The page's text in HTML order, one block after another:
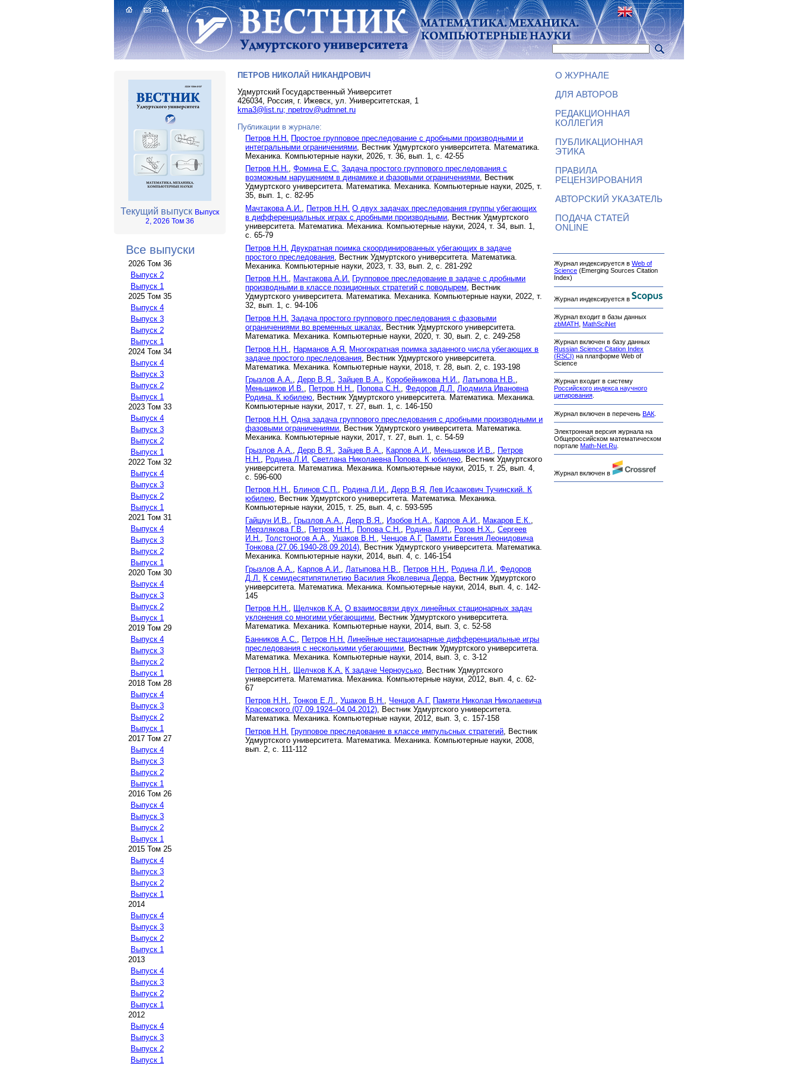
Текущий выпуск Выпуск
2, 2026 Том 36
Все выпуски
2026 Том 36
Выпуск 2
Выпуск 1
2025 Том 35
Выпуск 4
Выпуск 3
Выпуск 2
Выпуск 1
2024 Том 34
Выпуск 4
Выпуск 3
Выпуск 2
Выпуск 1
2023 Том 33
Выпуск 4
Выпуск 3
Выпуск 2
Выпуск 1
2022 Том 32
Выпуск 4
Выпуск 3
Выпуск 2
Выпуск 1
2021 Том 31
Выпуск 4
Выпуск 3
Выпуск 2
Выпуск 1
2020 Том 30
Выпуск 4
Выпуск 3
Выпуск 2
Выпуск 1
2019 Том 29
Выпуск 4
Выпуск 3
Выпуск 2
Выпуск 1
2018 Том 28
Выпуск 4
Выпуск 3
Выпуск 2
Выпуск 1
2017 Том 27
Выпуск 4
Выпуск 3
Выпуск 2
Выпуск 1
2016 Том 26
Выпуск 4
Выпуск 3
Выпуск 2
Выпуск 1
2015 Том 25
Выпуск 4
Выпуск 3
Выпуск 2
Выпуск 1
2014
Выпуск 4
Выпуск 3
Выпуск 2
Выпуск 1
2013
Выпуск 4
Выпуск 3
Выпуск 2
Выпуск 1
2012
Выпуск 4
Выпуск 3
Выпуск 2
Выпуск 1
ПЕТРОВ НИКОЛАЙ НИКАНДРОВИЧ
Удмуртский Государственный Университет
426034, Россия, г. Ижевск, ул. Университетская, 1
kma3@list.ru; npetrov@udmnet.ru
Публикации в журнале:
Петров Н.Н. Простое групповое преследование с дробными производными и
интегральными ограничениями , Вестник Удмуртского университета. Математика.
Механика. Компьютерные науки, 2026, т. 36, вып. 1, с. 42-55
Петров Н.Н.,Фомина Е.С. Задача простого группового преследования с
возможным нарушением в динамике и фазовыми ограничениями, Вестник
Удмуртского университета. Математика. Механика. Компьютерные науки, 2025, т.
35, вып. 1, с. 82-95
Мачтакова А.И.
Петров Н.Н.
О двух задачах преследования группы убегающих
в дифференциальных играх с дробными производными , Вестник Удмуртского
университета. Математика. Механика. Компьютерные науки, 2024, т. 34, вып. 1,
с. 65-79
Петров Н.Н. Двукратная поимка скоординированных убегающих в задаче
простого преследования , Вестник Удмуртского университета. Математика.
Механика. Компьютерные науки, 2023, т. 33, вып. 2, с. 281-292
Петров Н.Н., Мачтакова А.И. Групповое преследование в задаче с дробными
производными в классе позиционных стратегий с поводырем, Вестник
Удмуртского университета. Математика. Механика. Компьютерные науки, 2022, т.
32, вып. 1, с. 94-106
Петров Н.Н.
Задача простого группового преследования с фазовыми
ограничениями во временных шкалах , Вестник Удмуртского университета.
Математика. Механика. Компьютерные науки, 2020, т. 30, вып. 2, с. 249-258
Петров Н.Н.
Нарманов А.Я. Многократная поимка заданного числа убегающих в
задаче простого преследования , Вестник Удмуртского университета.
Математика. Механика. Компьютерные науки, 2018, т. 28, вып. 2, с. 193-198
Грызлов А.А.,Дерр В.Я.,Зайцев В.А., Коробейникова Н.И.,Латыпова Н.В.,
Меньшиков И.В., Петров Н.Н., Попова С.Н.,Федоров Д.Л. Людмила Ивановна
Родина. К юбилею, Вестник Удмуртского университета. Математика. Механика.
Компьютерные науки, 2017, т. 27, вып. 1, с. 146-150
Петров Н.Н.
Одна задача группового преследования с дробными производными и
фазовыми ограничениями , Вестник Удмуртского университета. Математика.
Механика. Компьютерные науки, 2017, т. 27, вып. 1, с. 54-59
Грызлов А.А.
Дерр В.Я. ,Зайцев В.А. Карпов А.И. Меньшиков И.В.
Петров
Н.Н.
Родина Л.И. Светлана Николаевна Попова. К юбилею , Вестник Удмуртского
университета. Математика. Механика. Компьютерные науки, 2015, т. 25, вып. 4,
с. 596-600
Петров Н.Н., Блинов С.П., Родина Л.И.,Дерр В.Я. Лев Исаакович Тучинский. К
юбилею, Вестник Удмуртского университета. Математика. Механика.
Компьютерные науки, 2015, т. 25, вып. 4, с. 593-595
Гайшун И.В.
Грызлов А.А. Дерр В.Я. Изобов Н.А. Карпов А.И. Макаров Е.К.
Мерзлякова Г.В.
Петров Н.Н. Попова С.Н. Родина Л.И. Розов Н.Х. ,Сергеев
И.Н.
,Толстоногов А.А. ,Ушаков В.Н. Ченцов А.Г. Памяти Евгения Леонидовича
Тонкова (27.06.1940-28.09.2014) , Вестник Удмуртского университета. Математика.
Механика. Компьютерные науки, 2014, вып. 4, с. 146-154
Грызлов А.А.
Карпов А.И. Латыпова Н.В. Петров Н.Н. Родина Л.И. ,Федоров
Д.Л.
К семидесятипятилетию Василия Яковлевича Дерра , Вестник Удмуртского
университета. Математика. Механика. Компьютерные науки, 2014, вып. 4, с. 142-
145
Петров Н.Н., Щелчков К.А. О взаимосвязи двух линейных стационарных задач
уклонения со многими убегающими, Вестник Удмуртского университета.
Математика. Механика. Компьютерные науки, 2014, вып. 3, с. 52-58
Банников А.С.
Петров Н.Н.
Линейные нестационарные дифференциальные игры
преследования с несколькими убегающими , Вестник Удмуртского университета.
Математика. Механика. Компьютерные науки, 2014, вып. 3, с. 3-12
Петров Н.Н.
Щелчков К.А. К задаче Черноусько , Вестник Удмуртского
университета. Математика. Механика. Компьютерные науки, 2012, вып. 4, с. 62-
67
Петров Н.Н.,Тонков Е.Л.,Ушаков В.Н., Ченцов А.Г. Памяти Николая Николаевича
Красовского (07.09.1924–04.04.2012), Вестник Удмуртского университета.
Математика. Механика. Компьютерные науки, 2012, вып. 3, с. 157-158
Петров Н.Н.
Групповое преследование в классе импульсных стратегий , Вестник
Удмуртского университета. Математика. Механика. Компьютерные науки, 2008,
вып. 2, с. 111-112
О ЖУРНАЛЕ
ДЛЯ АВТОРОВ
РЕДАКЦИОННАЯ
КОЛЛЕГИЯ
ПУБЛИКАЦИОННАЯ
ЭТИКА
ПРАВИЛА
РЕЦЕНЗИРОВАНИЯ
АВТОРСКИЙ УКАЗАТЕЛЬ
ПОДАЧА СТАТЕЙ
ONLINE
Журнал индексируется в Web of
Science (Emerging Sources Citation
Index)
Журнал индексируется в
Журнал входит в базы данных
zbMATH
MathSciNet
Журнал включен в базу данных
Russian Science Citation Index
(RSCI) на платформе Web of
Science
Журнал входит в систему
Российского индекса научного
цитирования.
Журнал включен в перечень ВАК
Электронная версия журнала на
Общероссийском математическом
портале Math-Net.Ru
Журнал включен в